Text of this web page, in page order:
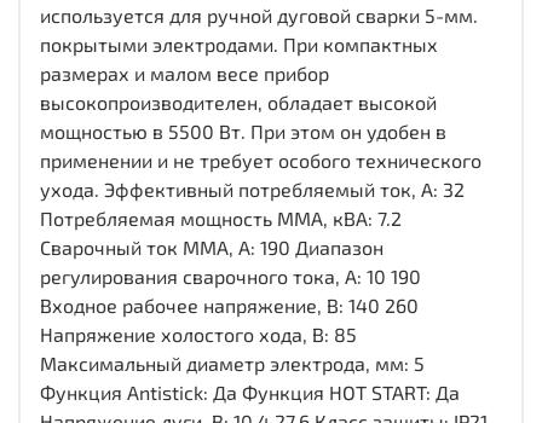
используется для ручной дуговой сварки 5-мм.
покрытыми электродами. При компактных
размерах и малом весе прибор
высокопроизводителен, обладает высокой
мощностью в 5500 Вт. При этом он удобен в
применении и не требует особого технического
ухода. Эффективный потребляемый ток, А: 32
Потребляемая мощность ММА, кВА: 7.2
Сварочный ток ММА, А: 190 Диапазон
регулирования сварочного тока, А: 10 190
Входное рабочее напряжение, В: 140 260
Напряжение холостого хода, В: 85
Максимальный диаметр электрода, мм: 5
Функция Antistick: Да Функция HOT START: Да